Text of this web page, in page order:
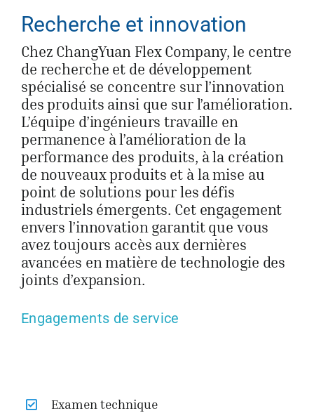
Recherche et innovation
Chez ChangYuan Flex Company, le centre
de recherche et de développement
spécialisé se concentre sur l’innovation
des produits ainsi que sur l’amélioration.
L’équipe d’ingénieurs travaille en
permanence à l’amélioration de la
performance des produits, à la création
de nouveaux produits et à la mise au
point de solutions pour les défis
industriels émergents. Cet engagement
envers l’innovation garantit que vous
avez toujours accès aux dernières
avancées en matière de technologie des
joints d’expansion.
Engagements de service
Examen technique